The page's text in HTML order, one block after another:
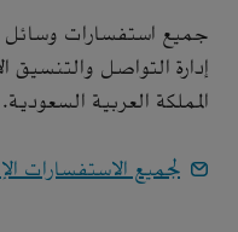
جميع استفسارات وسائل
إدارة التواصل والتنسيق
المملكة العربية السعودية.
لجميع الاستفسارات